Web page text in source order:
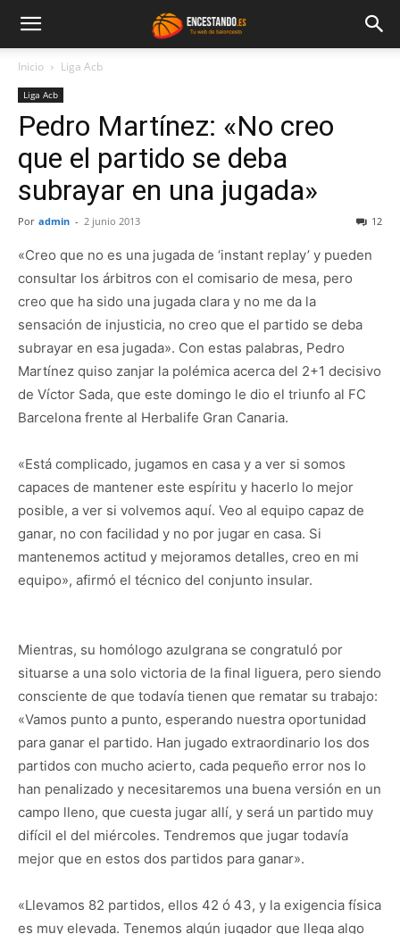
Inicio Liga Acb
Liga Acb
Pedro Martínez: «No creo
que el partido se deba
subrayar en una jugada»
Por admin - 2 junio 2013 12
«Creo que no es una jugada de ‘instant replay’ y pueden
consultar los árbitros con el comisario de mesa, pero
creo que ha sido una jugada clara y no me da la
sensación de injusticia, no creo que el partido se deba
subrayar en esa jugada». Con estas palabras, Pedro
Martínez quiso zanjar la polémica acerca del 2+1 decisivo
de Víctor Sada, que este domingo le dio el triunfo al FC
Barcelona frente al Herbalife Gran Canaria.
«Está complicado, jugamos en casa y a ver si somos
capaces de mantener este espíritu y hacerlo lo mejor
posible, a ver si volvemos aquí. Veo al equipo capaz de
ganar, no con facilidad y no por jugar en casa. Si
mantenemos actitud y mejoramos detalles, creo en mi
equipo», afirmó el técnico del conjunto insular.
Mientras, su homólogo azulgrana se congratuló por
situarse a una solo victoria de la final liguera, pero siendo
consciente de que todavía tienen que rematar su trabajo:
«Vamos punto a punto, esperando nuestra oportunidad
para ganar el partido. Han jugado extraordinario los dos
partidos con mucho acierto, cada pequeño error nos lo
han penalizado y necesitaremos una buena versión en un
campo lleno, que cuesta jugar allí, y será un partido muy
difícil el del miércoles. Tendremos que jugar todavía
mejor que en estos dos partidos para ganar».
«Llevamos 82 partidos, ellos 42 ó 43, y la exigencia física
es muy elevada. Tenemos algún jugador que llega algo